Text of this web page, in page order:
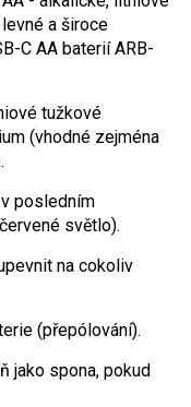
a široce
C AA baterií ARB-
tužkové
(vhodné zejména
posledním
světlo).
na cokoliv
(přepólování).
jako spona, pokud